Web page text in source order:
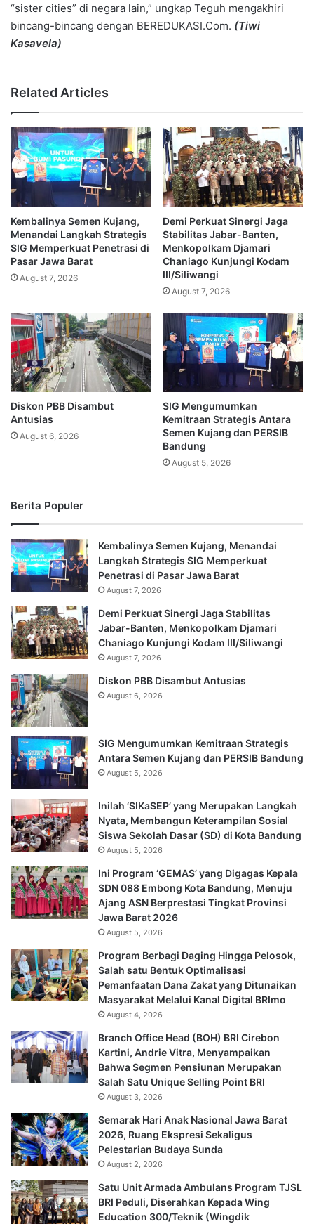
“sister cities” di negara lain,” ungkap Teguh mengakhiri
bincang-bincang dengan BEREDUKASI.Com. (Tiwi
Kasavela)
Related Articles
Kembalinya Semen Kujang,
Menandai Langkah Strategis
SIG Memperkuat Penetrasi di
Pasar Jawa Barat
August 7, 2026
Demi Perkuat Sinergi Jaga
Stabilitas Jabar-Banten,
Menkopolkam Djamari
Chaniago Kunjungi Kodam
III/Siliwangi
August 7, 2026
Diskon PBB Disambut
Antusias
August 6, 2026
SIG Mengumumkan
Kemitraan Strategis Antara
Semen Kujang dan PERSIB
Bandung
August 5, 2026
Berita Populer
Kembalinya Semen Kujang, Menandai
Langkah Strategis SIG Memperkuat
Penetrasi di Pasar Jawa Barat
August 7, 2026
Demi Perkuat Sinergi Jaga Stabilitas
Jabar-Banten, Menkopolkam Djamari
Chaniago Kunjungi Kodam III/Siliwangi
August 7, 2026
Diskon PBB Disambut Antusias
August 6, 2026
SIG Mengumumkan Kemitraan Strategis
Antara Semen Kujang dan PERSIB Bandung
August 5, 2026
Inilah ‘SIKaSEP’ yang Merupakan Langkah
Nyata, Membangun Keterampilan Sosial
Siswa Sekolah Dasar (SD) di Kota Bandung
August 5, 2026
Ini Program ‘GEMAS’ yang Digagas Kepala
SDN 088 Embong Kota Bandung, Menuju
Ajang ASN Berprestasi Tingkat Provinsi
Jawa Barat 2026
August 5, 2026
Program Berbagi Daging Hingga Pelosok,
Salah satu Bentuk Optimalisasi
Pemanfaatan Dana Zakat yang Ditunaikan
Masyarakat Melalui Kanal Digital BRImo
August 4, 2026
Branch Office Head (BOH) BRI Cirebon
Kartini, Andrie Vitra, Menyampaikan
Bahwa Segmen Pensiunan Merupakan
Salah Satu Unique Selling Point BRI
August 3, 2026
Semarak Hari Anak Nasional Jawa Barat
2026, Ruang Ekspresi Sekaligus
Pelestarian Budaya Sunda
August 2, 2026
Satu Unit Armada Ambulans Program TJSL
BRI Peduli, Diserahkan Kepada Wing
Education 300/Teknik (Wingdik